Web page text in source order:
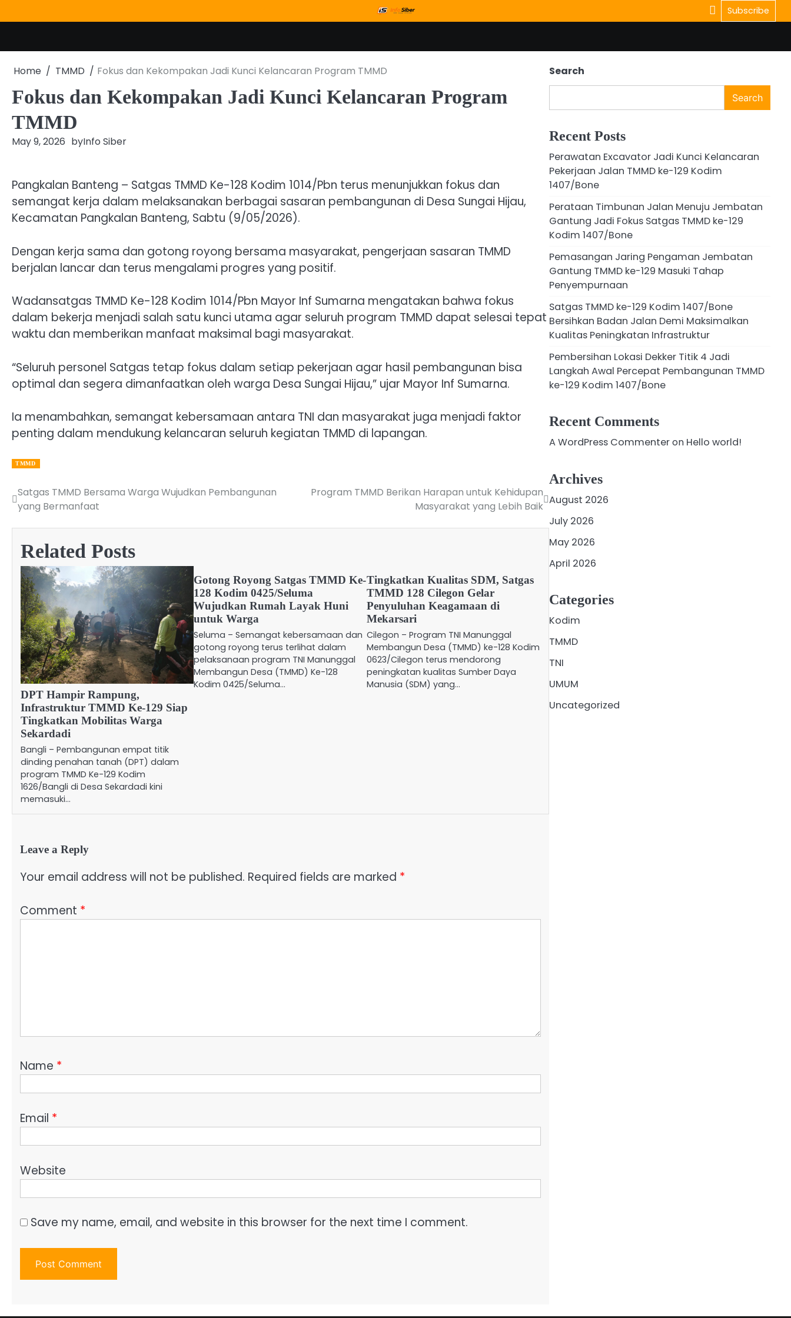
to
Subscribe
Home TMMD Fokus dan Kekompakan Jadi Kunci Kelancaran Program TMMD
Fokus dan Kekompakan Jadi Kunci Kelancaran Program
TMMD
May 9, 2026 byInfo Siber
Pangkalan Banteng – Satgas TMMD Ke-128 Kodim 1014/Pbn terus menunjukkan fokus dan
semangat kerja dalam melaksanakan berbagai sasaran pembangunan di Desa Sungai Hijau,
Kecamatan Pangkalan Banteng, Sabtu (9/05/2026).
Dengan kerja sama dan gotong royong bersama masyarakat, pengerjaan sasaran TMMD
berjalan lancar dan terus mengalami progres yang positif.
Wadansatgas TMMD Ke-128 Kodim 1014/Pbn Mayor Inf Sumarna mengatakan bahwa fokus
dalam bekerja menjadi salah satu kunci utama agar seluruh program TMMD dapat selesai tepat
waktu dan memberikan manfaat maksimal bagi masyarakat.
“Seluruh personel Satgas tetap fokus dalam setiap pekerjaan agar hasil pembangunan bisa
optimal dan segera dimanfaatkan oleh warga Desa Sungai Hijau,” ujar Mayor Inf Sumarna.
Ia menambahkan, semangat kebersamaan antara TNI dan masyarakat juga menjadi faktor
penting dalam mendukung kelancaran seluruh kegiatan TMMD di lapangan.
TMMD
Post
navigation
Satgas TMMD Bersama Warga Wujudkan Pembangunan
yang Bermanfaat
Program TMMD Berikan Harapan untuk Kehidupan
Masyarakat yang Lebih Baik
Related Posts
DPT Hampir Rampung,
Infrastruktur TMMD Ke-129 Siap
Tingkatkan Mobilitas Warga
Sekardadi
Bangli – Pembangunan empat titik
dinding penahan tanah (DPT) dalam
program TMMD Ke-129 Kodim
1626/Bangli di Desa Sekardadi kini
memasuki…
Gotong Royong Satgas TMMD Ke-
128 Kodim 0425/Seluma
Wujudkan Rumah Layak Huni
untuk Warga
Seluma – Semangat kebersamaan dan
gotong royong terus terlihat dalam
pelaksanaan program TNI Manunggal
Membangun Desa (TMMD) Ke-128
Kodim 0425/Seluma…
Tingkatkan Kualitas SDM, Satgas
TMMD 128 Cilegon Gelar
Penyuluhan Keagamaan di
Mekarsari
Cilegon – Program TNI Manunggal
Membangun Desa (TMMD) ke-128 Kodim
0623/Cilegon terus mendorong
peningkatan kualitas Sumber Daya
Manusia (SDM) yang…
Leave a Reply
Your email address will not be published. Required fields are marked *
Comment *
Name *
Email *
Website
Save my name, email, and website in this browser for the next time I comment.
Search
Search
Recent Posts
Perawatan Excavator Jadi Kunci Kelancaran
Pekerjaan Jalan TMMD ke-129 Kodim
1407/Bone
Perataan Timbunan Jalan Menuju Jembatan
Gantung Jadi Fokus Satgas TMMD ke-129
Kodim 1407/Bone
Pemasangan Jaring Pengaman Jembatan
Gantung TMMD ke-129 Masuki Tahap
Penyempurnaan
Satgas TMMD ke-129 Kodim 1407/Bone
Bersihkan Badan Jalan Demi Maksimalkan
Kualitas Peningkatan Infrastruktur
Pembersihan Lokasi Dekker Titik 4 Jadi
Langkah Awal Percepat Pembangunan TMMD
ke-129 Kodim 1407/Bone
Recent Comments
A WordPress Commenteron Hello world!
Archives
August 2026
July 2026
May 2026
April 2026
Categories
Kodim
TMMD
TNI
UMUM
Uncategorized